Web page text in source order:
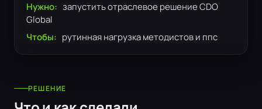
Нужно: запустить отраслевое решение CDO
Global
Чтобы: рутинная нагрузка методистов и ппс
РЕШЕНИЕ